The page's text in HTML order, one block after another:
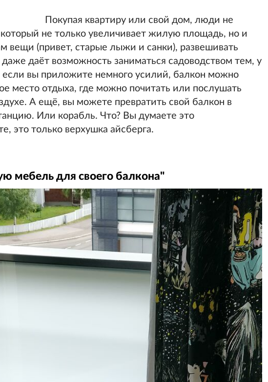
Покупая квартиру или свой дом, люди не
не только увеличивает жилую площадь, но и
вещи (привет, старые лыжи и санки), развешивать
даёт возможность заниматься садоводством тем, у
если вы приложите немного усилий, балкон можно
место отдыха, где можно почитать или послушать
А ещё, вы можете превратить свой балкон в
Или корабль. Что? Вы думаете это
это только верхушка айсберга.
мебель для своего балкона"